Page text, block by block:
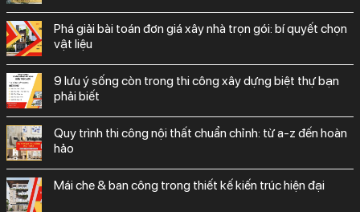
phá giải bài toán đơn giá xây nhà trọn gói: bí quyết chọn
vật liệu
9 lưu ý sống còn trong thi công xây dựng biệt thự bạn
phải biết
quy trình thi công nội thất chuẩn chỉnh: từ a-z đến hoàn
hảo
mái che & ban công trong thiết kế kiến trúc hiện đại